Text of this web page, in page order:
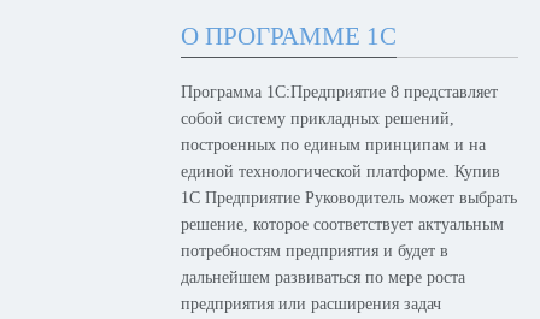
О ПРОГРАММЕ 1С
Программа 1С:Предприятие 8 представляет
собой систему прикладных решений,
построенных по единым принципам и на
единой технологической платформе. Купив
1С Предприятие Руководитель может выбрать
решение, которое соответствует актуальным
потребностям предприятия и будет в
дальнейшем развиваться по мере роста
предприятия или расширения задач